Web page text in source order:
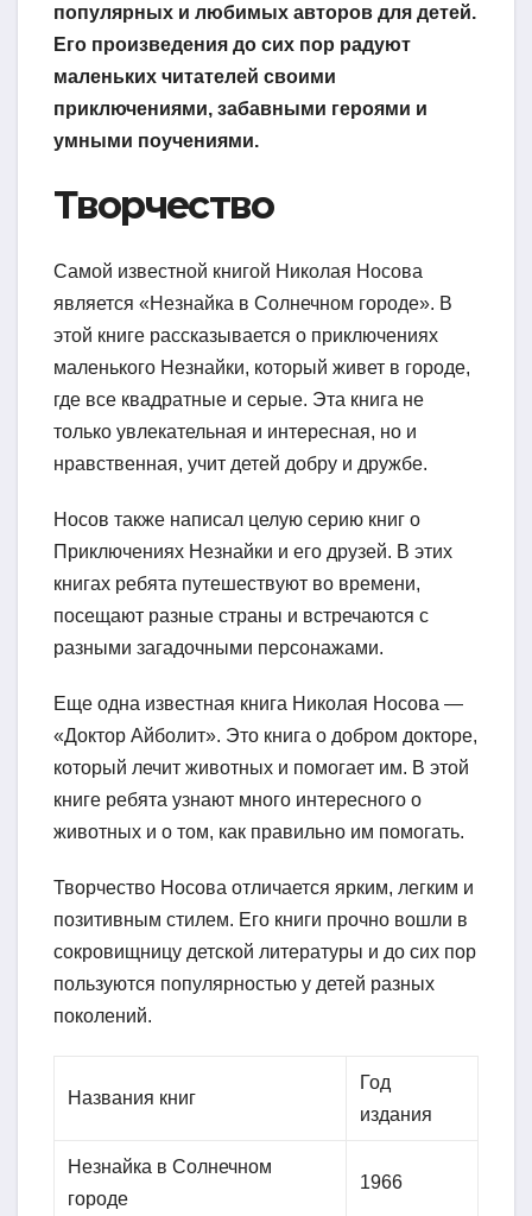
популярных и любимых авторов для детей.
Его произведения до сих пор радуют
маленьких читателей своими
приключениями, забавными героями и
умными поучениями.
Творчество
Самой известной книгой Николая Носова
является «Незнайка в Солнечном городе». В
этой книге рассказывается о приключениях
маленького Незнайки, который живет в городе,
где все квадратные и серые. Эта книга не
только увлекательная и интересная, но и
нравственная, учит детей добру и дружбе.
Носов также написал целую серию книг о
Приключениях Незнайки и его друзей. В этих
книгах ребята путешествуют во времени,
посещают разные страны и встречаются с
разными загадочными персонажами.
Еще одна известная книга Николая Носова —
«Доктор Айболит». Это книга о добром докторе,
который лечит животных и помогает им. В этой
книге ребята узнают много интересного о
животных и о том, как правильно им помогать.
Творчество Носова отличается ярким, легким и
позитивным стилем. Его книги прочно вошли в
сокровищницу детской литературы и до сих пор
пользуются популярностью у детей разных
поколений.
Названия книг
Год
издания
Незнайка в Солнечном
городе
1966